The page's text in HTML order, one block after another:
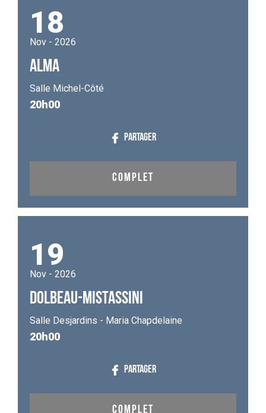
18
Nov - 2026
ALMA
Salle Michel-Côté
20h00
PARTAGER
COMPLET
19
Nov - 2026
DOLBEAU-MISTASSINI
Salle Desjardins - Maria Chapdelaine
20h00
PARTAGER
COMPLET